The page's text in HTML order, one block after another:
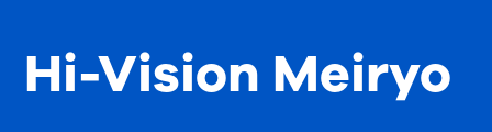
Hi-Vision Meiryo